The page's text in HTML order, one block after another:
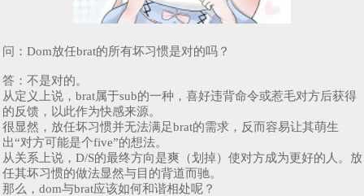
问：Dom放任brat的所有坏习惯是对的吗？
答：不是对的。
从定义上说，brat属于sub的一种，喜好违背命令或惹毛对方后获得
的反馈，以此作为快感来源。
很显然，放任坏习惯并无法满足brat的需求，反而容易让其萌生
出“对方可能是个five”的想法。
从关系上说，D/S的最终方向是爽（划掉）使对方成为更好的人。放
任其坏习惯的做法显然与目的背道而驰。
那么，dom与brat应该如何和谐相处呢？